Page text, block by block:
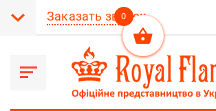
Заказать звонок
0